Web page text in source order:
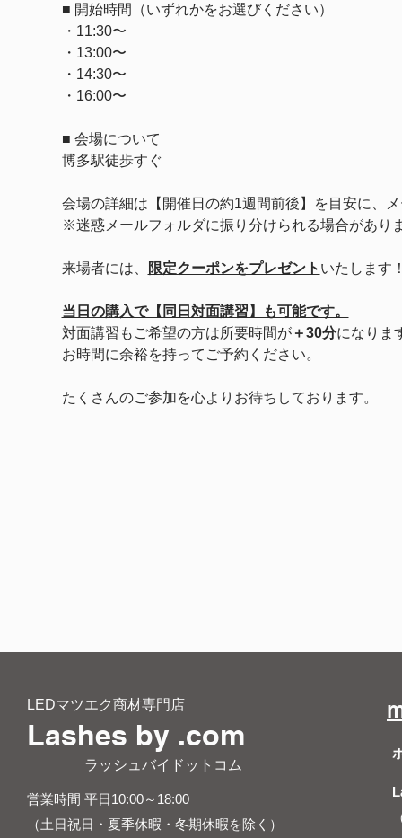
■ 開始時間（いずれかをお選びください）
・11:30〜
・13:00〜
・14:30〜
・16:00〜
■ 会場について
博多駅徒歩すぐ
会場の詳細は【開催日の約1週間前後】を目安に、
※迷惑メールフォルダに振り分けられる場合があり
来場者には、 限定クーポンをプレゼント いたします
当日の購入で【同日対面講習】も可能です。
対面講習もご希望の方は所要時間が＋30分になりま
お時間に余裕を持ってご予約ください。
たくさんのご参加を心よりお待ちしております。
LEDマツエク商材専門店
Lashes by .com
​ ラッシュバイドットコム
営業時間 平日10:00～18:00
（土日祝日・夏季休暇・冬期休暇を除く）